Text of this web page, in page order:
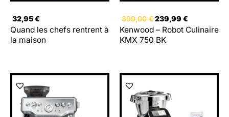
32,95€
Quand les chefs rentrent à
la maison
399,00€239,99 €
Kenwood – Robot Culinaire
KMX 750 BK
Le
prix
initial
était :
729,90 €.
Le
est :
Le
initial
était :
1499,99 €.
Le
1199,99